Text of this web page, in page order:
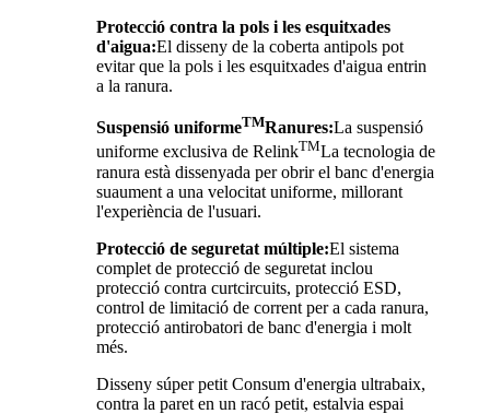
Protecció contra la pols i les esquitxades
d'aigua:El disseny de la coberta antipols pot
evitar que la pols i les esquitxades d'aigua entrin
a la ranura.
Suspensió uniformeTMRanures:La suspensió
uniforme exclusiva de RelinkTMLa tecnologia de
ranura està dissenyada per obrir el banc d'energia
suaument a una velocitat uniforme, millorant
l'experiència de l'usuari.
Protecció de seguretat múltiple:El sistema
complet de protecció de seguretat inclou
protecció contra curtcircuits, protecció ESD,
control de limitació de corrent per a cada ranura,
protecció antirobatori de banc d'energia i molt
més.
Disseny súper petit Consum d'energia ultrabaix,
contra la paret en un racó petit, estalvia espai